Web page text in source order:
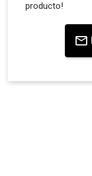
producto!